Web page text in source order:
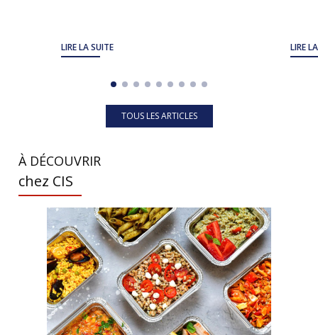
LIRE LA SUITE LIRE
TOUS LES ARTICLES
À DÉCOUVRIR
chez CIS